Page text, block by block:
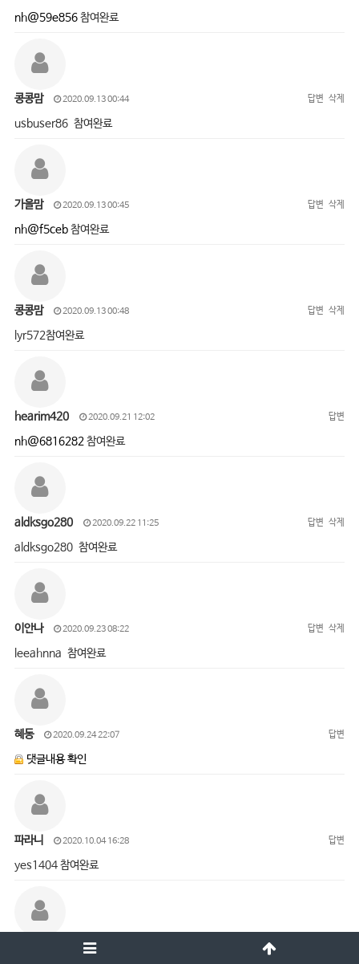
nh@59e856참여완료
콩콩맘 2020.09.13 00:44 답변 삭제
usbuser86 참여완료
가을맘 2020.09.13 00:45 답변 삭제
nh@f5ceb참여완료
콩콩맘 2020.09.13 00:48 답변 삭제
lyr572참여완료
hearim420 2020.09.21 12:02 답변
nh@6816282참여완료
aldksgo280 2020.09.22 11:25 답변 삭제
aldksgo280 참여완료
이안나 2020.09.23 08:22 답변 삭제
leeahnna 참여완료
혜동 2020.09.24 22:07 답변
댓글내용 확인
파라니 2020.10.04 16:28 답변
yes1404 참여완료
2020.10.05 15:01